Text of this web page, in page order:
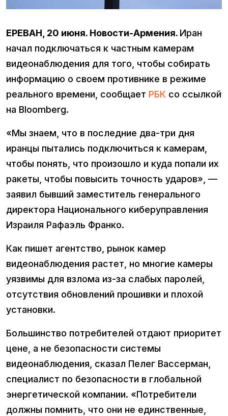
ЕРЕВАН, 20 июня. Новости-Армения. Иран
начал подключаться к частным камерам
видеонаблюдения для того, чтобы собирать
информацию о своем противнике в режиме
реального времени, сообщает РБК со ссылкой
на Bloomberg.
«Мы знаем, что в последние два-три дня
иранцы пытались подключиться к камерам,
чтобы понять, что произошло и куда попали их
ракеты, чтобы повысить точность ударов», —
заявил бывший заместитель генерального
директора Национального киберуправления
Израиля Рафаэль Франко.
Как пишет агентство, рынок камер
видеонаблюдения растет, но многие камеры
уязвимы для взлома из-за слабых паролей,
отсутствия обновлений прошивки и плохой
установки.
Большинство потребителей отдают приоритет
цене, а не безопасности системы
видеонаблюдения, сказал Пелег Вассерман,
специалист по безопасности в глобальной
энергетической компании. «Потребители
должны помнить, что они не единственные,